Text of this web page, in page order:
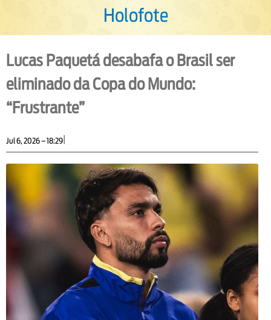
Holofote
Lucas Paquetá desabafa o Brasil ser
eliminado da Copa do Mundo:
“Frustrante”
Jul 6, 2026 – 18:29